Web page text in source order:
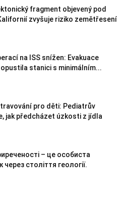
fragment objevený pod
zvyšuje riziko zemětřesení
na ISS snížen: Evakuace
stanici s minimálním...
pro děti: Pediatrův
jak předcházet úzkosti z jídla
– це особиста
століття геології.